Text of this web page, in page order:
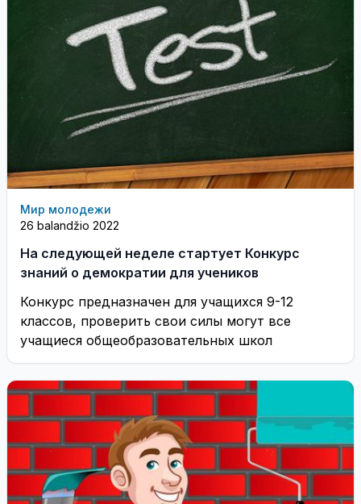
Мир молодежи
26 balandžio 2022
На следующей неделе стартует Конкурс
знаний о демократии для учеников
Конкурс предназначен для учащихся 9-12
классов, проверить свои силы могут все
учащиеся общеобразовательных школ